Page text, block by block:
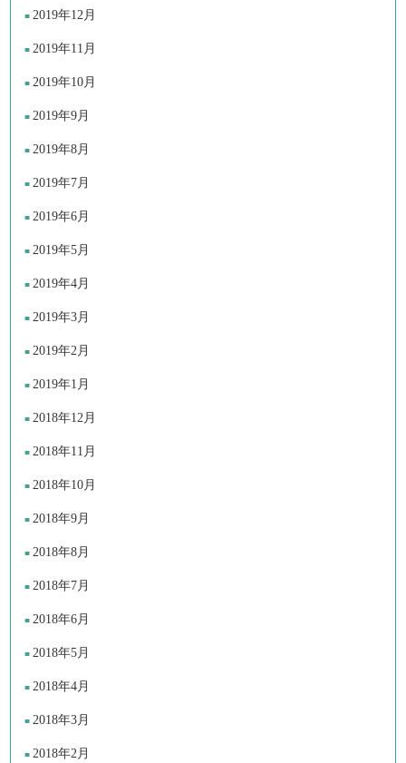
2019年12月
2019年11月
2019年10月
2019年9月
2019年8月
2019年7月
2019年6月
2019年5月
2019年4月
2019年3月
2019年2月
2019年1月
2018年12月
2018年11月
2018年10月
2018年9月
2018年8月
2018年7月
2018年6月
2018年5月
2018年4月
2018年3月
2018年2月